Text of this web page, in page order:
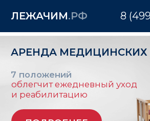
ЛЕЖАЧИМ.РФ 8 (499) 495-15-12
АРЕНДА МЕДИЦИНСКИХ КРОВАТЕЙ
ПОДРОБНЕЕ
7 положений